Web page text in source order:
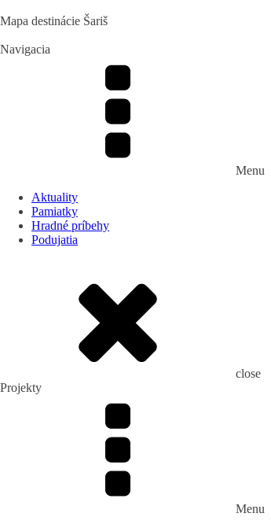
Mapa destinácie Šariš
Navigacia
Menu
Aktuality
Pamiatky
Hradné príbehy
Podujatia
close
Projekty
Menu